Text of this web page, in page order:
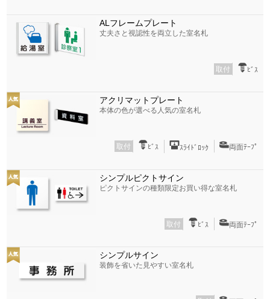
ALフレームプレート
丈夫さと視認性を両立した室名札
取付 ﾋﾞｽ
アクリマットプレート
本体の色が選べる人気の室名札
取付 ﾋﾞｽ ｽﾗｲﾄﾞﾛｯｸ 両面ﾃｰﾌﾟ
シンプルピクトサイン
ピクトサインの種類限定お買い得な室名札
取付 ﾋﾞｽ 両面ﾃｰﾌﾟ
シンプルサイン
装飾を省いた見やすい室名札